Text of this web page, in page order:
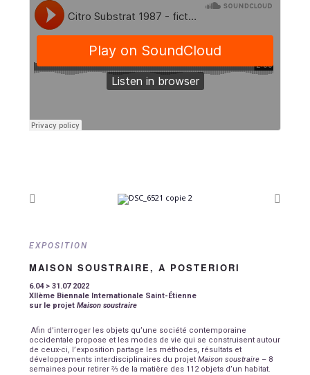
EXPOSITION
MAISON SOUSTRAIRE, A POSTERIORI
6.04 > 31.07 2022
XIIème Biennale Internationale Saint-Étienne
sur le projet Maison soustraire
Afin d’interroger les objets qu’une société contemporaine
occidentale propose et les modes de vie qui se construisent autour
de ceux-ci, l’exposition partage les méthodes, résultats et
développements interdisciplinaires du projet Maison soustraire – 8
semaines pour retirer ⅔ de la matière des 112 objets d’un habitat